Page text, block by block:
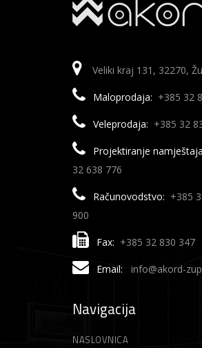
Veliki kraj 131, 32270,
Maloprodaja: +385 32
Veleprodaja: +385 32
Projektiranje
32 638 776
Računovodstvo: +385
900
Fax: +385 32 830 347
Email: info@akord-
Navigacija
NASLOVNICA